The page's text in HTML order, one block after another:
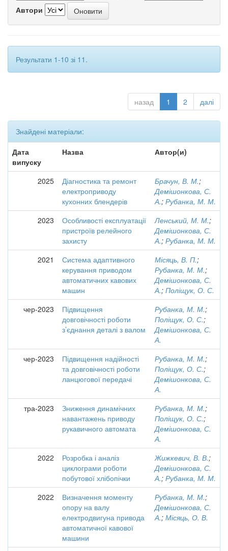
Автори
Результати 1-10 зі 11.
назад 1 2 далі
Знайдені матеріали:
Дата
випуску
Назва Автор(и)
2025
Діагностика та ремонт
електроприводу
кухонних блендерів
Брачун, В. М.;
Демішонкова, С.
А.; Рубанка, М. М.
2023
Особливості експлуатації
пристроїв релейного
захисту
Ленський, М. М.;
Демішонкова, С.
А.; Рубанка, М. М.
2021
Система адаптивного
керування приводом
автоматичних кавових
машин
Місяць, В. П.;
Рубанка, М. М.;
Демішонкова, С.
А.; Поліщук, О. С.
чер-2023
Підвищення
довговічності роботи
з’єднання деталі з валом
Рубанка, М. М.;
Поліщук, О. С.;
Демішонкова, С.
А.
чер-2023
Підвищення надійності
та довговічності роботи
ланцюгової передачі
Рубанка, М. М.;
Поліщук, О. С.;
Демішонкова, С.
А.
тра-2023
Зниження динамічних
навантажень приводу
рукавичного автомата
Рубанка, М. М.;
Поліщук, О. С.;
Демішонкова, С.
А.
2022
Розробка і аналіз
циклограми роботи
побутової хлібопічки
Жижкевич, В. В.;
Демішонкова, С.
А.; Рубанка, М. М.
2022
Визначення моменту
опору на валу
електродвигуна привода
автоматичної кавової
машини
Рубанка, М. М.;
Демішонкова, С.
А.; Місяць, О. В.